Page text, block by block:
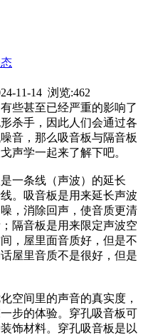
11-14 浏览:462
些甚至已经严重的影响了
杀手，因此人们会通过各
音，那么吸音板与隔音板
声学一起来了解下吧。
一条线（声波）的延长
。吸音板是用来延长声波
，消除回声，使音质更清
隔音板是用来限定声波空
，屋里面音质好，但是不
屋里音质不是很好，但是
空间里的声音的真实度，
步的体验。穿孔吸音板可
饰材料。穿孔吸音板是以